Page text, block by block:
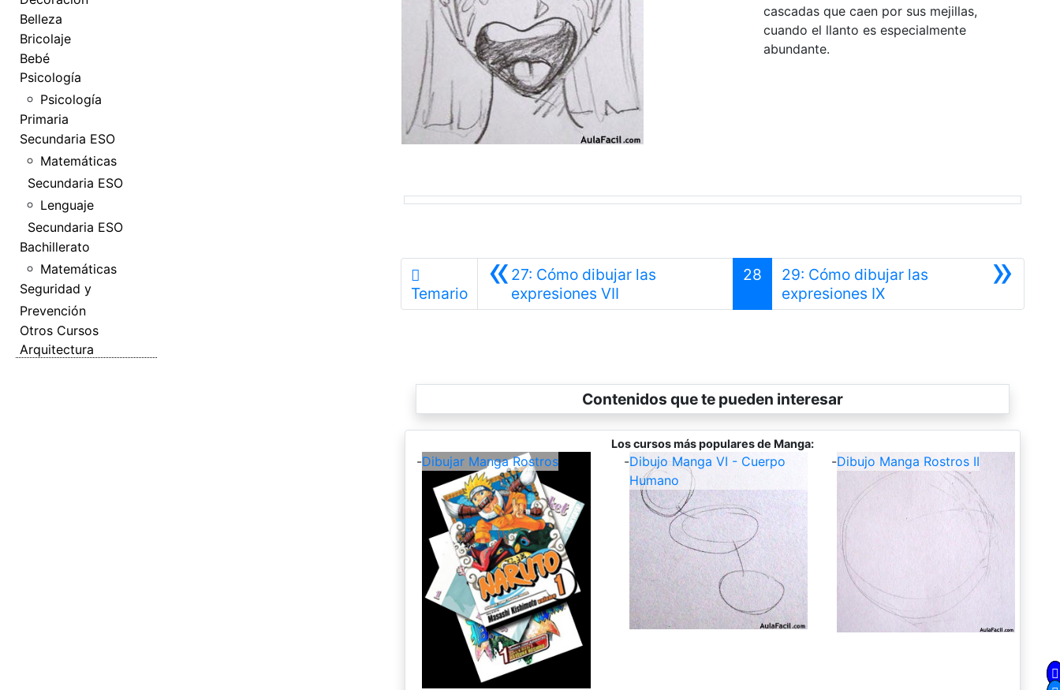
Belleza
Bricolaje
Bebé
Psicología
Psicología
Primaria
Secundaria ESO
Matemáticas
Secundaria ESO
Lenguaje
Secundaria ESO
Bachillerato
Matemáticas
Seguridad y
Prevención
Otros Cursos
Arquitectura
cascadas que caen por sus mejillas,
cuando el llanto es especialmente
abundante.
Temario «27: Cómo dibujar las
expresiones VIIAnterior
28 »
29: Cómo dibujar las
expresiones IXSiguiente
Contenidos que te pueden interesar
Los cursos más populares de Manga:
-Dibujar Manga Rostros -Dibujo Manga VI - Cuerpo
Humano
-Dibujo Manga Rostros II